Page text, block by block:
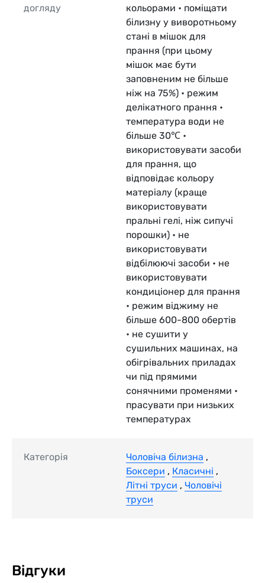
догляду
кольорами • поміщати
білизну у виворотньому
стані в мішок для
прання (при цьому
мішок має бути
заповненим не більше
ніж на 75%) • режим
делікатного прання •
температура води не
більше 30℃ •
використовувати засоби
для прання, що
відповідає кольору
матеріалу (краще
використовувати
пральні гелі, ніж сипучі
порошки) • не
використовувати
відбілюючі засоби • не
використовувати
кондиціонер для прання
• режим віджиму не
більше 600-800 обертів
• не сушити у
сушильних машинах, на
обігрівальних приладах
чи під прямими
сонячними променями •
прасувати при низьких
температурах
Категорія Чоловіча білизна ,
Боксери , Класичні ,
Літні труси , Чоловічі
труси
Відгуки